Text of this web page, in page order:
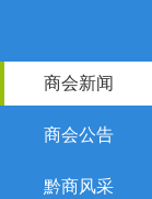
商会新闻
商会公告
黔商风采